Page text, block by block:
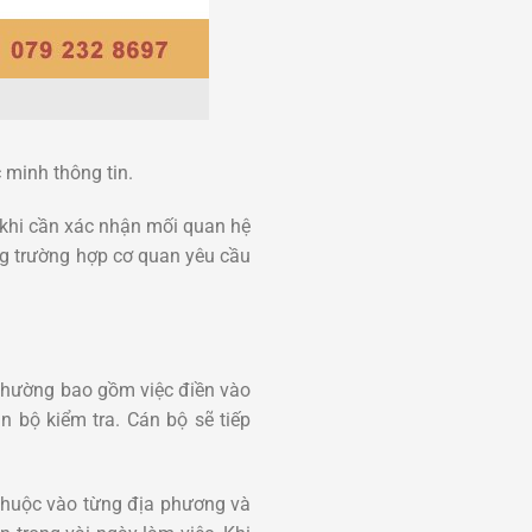
minh thông tin.
cần xác nhận mối quan hệ
trường hợp cơ quan yêu cầu
bao gồm việc điền vào
bộ kiểm tra. Cán bộ sẽ tiếp
vào từng địa phương và